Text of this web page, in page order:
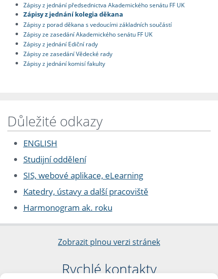
Zápisy z jednání předsednictva Akademického senátu FF UK
Zápisy z jednání kolegia děkana
Zápisy z porad děkana s vedoucími základních součástí
Zápisy ze zasedání Akademického senátu FF UK
Zápisy z jednání Ediční rady
Zápisy ze zasedání Vědecké rady
Zápisy z jednání komisí fakulty
Důležité odkazy
ENGLISH
Studijní oddělení
SIS, webové aplikace, eLearning
Katedry, ústavy a další pracoviště
Harmonogram ak. roku
Zobrazit plnou verzi stránek
Rychlé kontakty